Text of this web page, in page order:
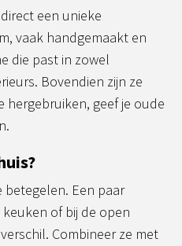
een unieke
vaak handgemaakt en
die past in zowel
Bovendien zijn ze
hergebruiken, geef je oude
betegelen. Een paar
of bij de open
Combineer ze met